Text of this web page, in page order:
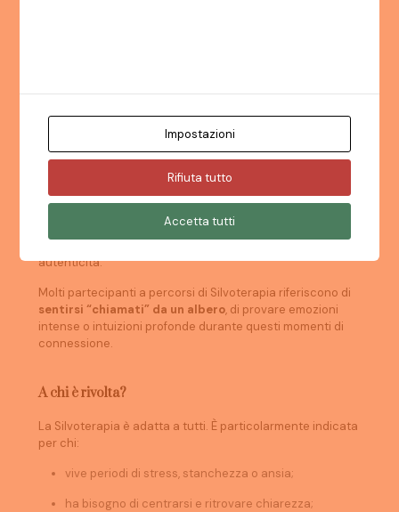
Un incontro tra anima e natura
Oltre ai benefici fisici e psicologici, la Silvoterapia è
un incontro profondo tra l’anima umana e la
saggezza della natura. Gli alberi ci insegnano la
luogo sacro dove possiamo ascoltarci senza giudizio,
autenticità.
Molti partecipanti a percorsi di Silvoterapia riferiscono di
sentirsi “chiamati” da un albero, di provare emozioni
intense o intuizioni profonde durante questi momenti di
connessione.
A chi è rivolta?
La Silvoterapia è adatta a tutti. È particolarmente indicata
per chi:
vive periodi di stress, stanchezza o ansia;
ha bisogno di centrarsi e ritrovare chiarezza;
Impostazioni
Rifiuta tutto
Accetta tutti